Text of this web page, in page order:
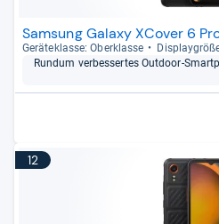
Samsung Galaxy XCover 6
Gerä­te­klasse: Ober­klasse
Rundum ver­bes­ser­tes Out­door-​
12